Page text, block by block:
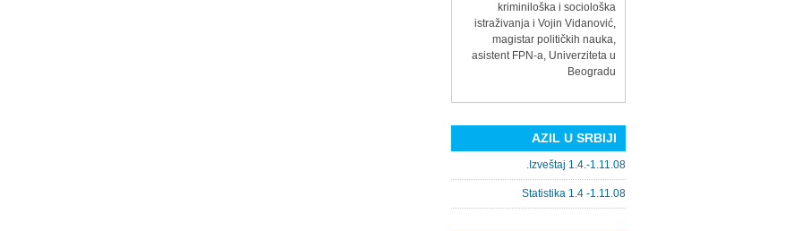
kriminiloška i sociološka
istraživanja i Vojin Vidanović,
magistar političkih nauka,
asistent FPN-a, Univerziteta u
Beogradu
AZIL U SRBIJI
Izveštaj 1.4.-1.11.08.
Statistika 1.4 -1.11.08